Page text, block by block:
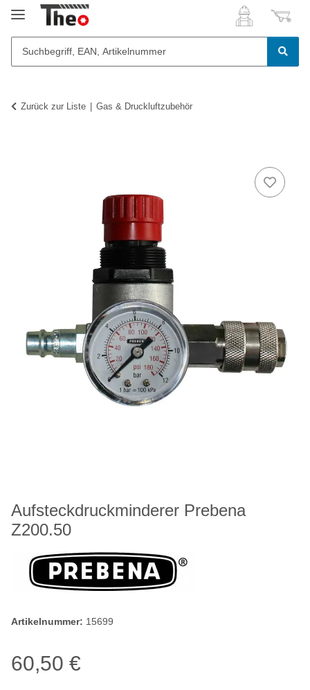
Zurück zur Liste Gas & Druckluftzubehör
Aufsteckdruckminderer Prebena
Z200.50
Artikelnummer: 15699
60,50 €